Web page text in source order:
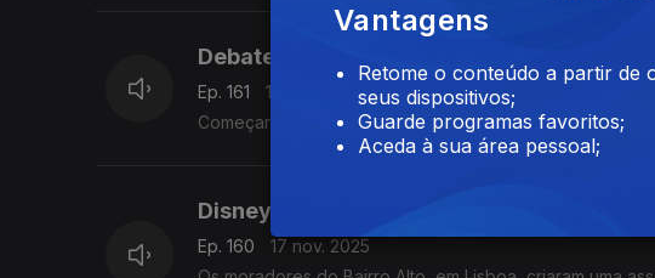
Debates presidenciais
Ep. 161
18 nov. 2025
Começaram os debates televisivos entre os candidatos
Disneyla?ndia do a?lcool
Ep. 160
17 nov. 2025
Vantagens
Retome o conteúdo a partir de
seus dispositivos;
Guarde programas favoritos;
Aceda à sua área pessoal;